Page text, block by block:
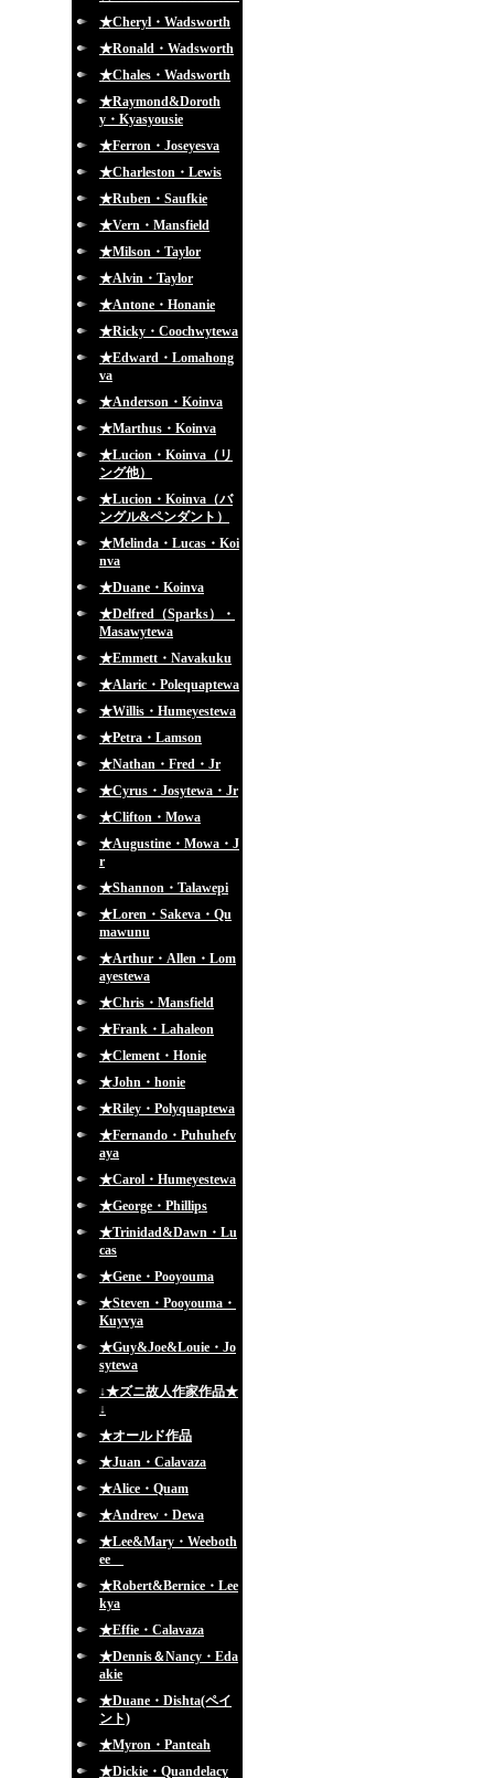
★Cheryl・Wadsworth
★Ronald・Wadsworth
★Chales・Wadsworth
★Raymond&Doroth
y・Kyasyousie
★Ferron・Joseyesva
★Charleston・Lewis
★Ruben・Saufkie
★Vern・Mansfield
★Milson・Taylor
★Alvin・Taylor
★Antone・Honanie
★Ricky・Coochwytewa
★Edward・Lomahong
va
★Anderson・Koinva
★Marthus・Koinva
★Lucion・Koinva（リ
ング他）
★Lucion・Koinva（バ
ングル&ペンダント）
★Melinda・Lucas・Koi
nva
★Duane・Koinva
★Delfred（Sparks）・
Masawytewa
★Emmett・Navakuku
★Alaric・Polequaptewa
★Willis・Humeyestewa
★Petra・Lamson
★Nathan・Fred・Jr
★Cyrus・Josytewa・Jr
★Clifton・Mowa
★Augustine・Mowa・J
r
★Shannon・Talawepi
★Loren・Sakeva・Qu
mawunu
★Arthur・Allen・Lom
ayestewa
★Chris・Mansfield
★Frank・Lahaleon
★Clement・Honie
★John・honie
★Riley・Polyquaptewa
★Fernando・Puhuhefv
aya
★Carol・Humeyestewa
★George・Phillips
★Trinidad&Dawn・Lu
cas
★Gene・Pooyouma
★Steven・Pooyouma・
Kuyvya
★Guy&Joe&Louie・Jo
sytewa
↓★ズニ故人作家作品★
↓
★オールド作品
★Juan・Calavaza
★Alice・Quam
★Andrew・Dewa
★Lee&Mary・Weeboth
ee
★Robert&Bernice・Lee
kya
★Effie・Calavaza
★Dennis＆Nancy・Eda
akie
★Duane・Dishta(ペイ
ント)
★Myron・Panteah
★Dickie・Quandelacy